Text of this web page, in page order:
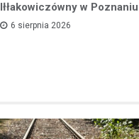
Iłłakowiczówny w Poznaniu
6 sierpnia 2026